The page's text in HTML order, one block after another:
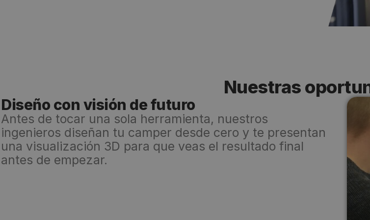
Nuestras
Diseño con visión de futuro
Antes de tocar una sola herramienta, nuestros
ingenieros diseñan tu camper desde cero y te presentan
una visualización 3D para que veas el resultado final
antes de empezar.